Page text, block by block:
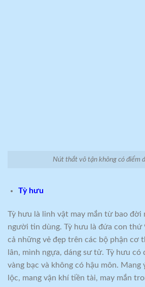
Nút thắt vô tận không có điểm
Tỳ hưu
Tỳ hưu là linh vật may mắn từ bao đời
người tin dùng. Tỳ hưu là đứa con thứ
cả những vẻ đẹp trên các bộ phận cơ
lân, mình ngựa, dáng sư tử. Tỳ hưu có
vàng bạc và không có hậu môn.
lộc, mang vận khí tiền tài, may mắn